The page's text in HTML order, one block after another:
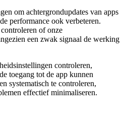
om achtergrondupdates van apps
performance ook verbeteren.
of onze
een zwak signaal de werking
controleren,
toegang tot de app kunnen
systematisch te controleren,
effectief minimaliseren.